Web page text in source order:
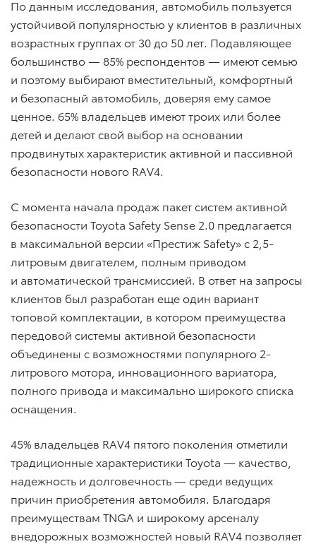
По данным исследования, автомобиль пользуется
устойчивой популярностью у клиентов в различных
возрастных группах от 30 до 50 лет. Подавляющее
большинство — 85% респондентов — имеют семью
и поэтому выбирают вместительный, комфортный
и безопасный автомобиль, доверяя ему самое
ценное. 65% владельцев имеют троих или более
детей и делают свой выбор на основании
продвинутых характеристик активной и пассивной
безопасности нового RAV4.
C момента начала продаж пакет систем активной
безопасности Toyota Safety Sense 2.0 предлагается
в максимальной версии «Престиж Safety» c 2,5-
литровым двигателем, полным приводом
и автоматической трансмиссией. В ответ на запросы
клиентов был разработан еще один вариант
топовой комплектации, в котором преимущества
передовой системы активной безопасности
объединены с возможностями популярного 2-
литрового мотора, инновационного вариатора,
полного привода и максимально широкого списка
оснащения.
45% владельцев RAV4 пятого поколения отметили
традиционные характеристики Toyota — качество,
надежность и долговечность — среди ведущих
причин приобретения автомобиля. Благодаря
преимуществам TNGA и широкому арсеналу
внедорожных возможностей новый RAV4 позволяет